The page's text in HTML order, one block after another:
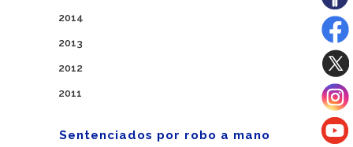
2014
2013
2012
2011
Sentenciados por robo a mano